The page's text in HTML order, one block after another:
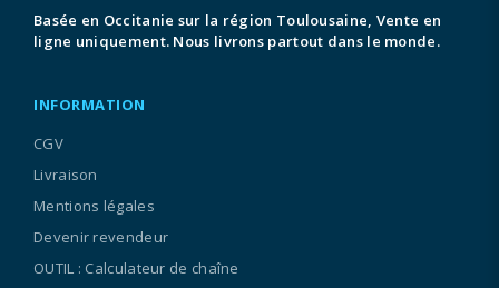
Basée en Occitanie sur la région Toulousaine, Vente en
ligne uniquement. Nous livrons partout dans le monde.
INFORMATION
CGV
Livraison
Mentions légales
Devenir revendeur
OUTIL : Calculateur de chaîne